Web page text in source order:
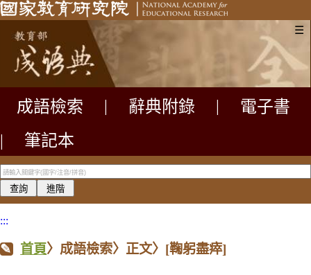
☰
成語檢索 辭典附錄
電子書
|
筆記本
:::
首頁〉成語檢索〉正文〉 [鞠躬盡瘁]